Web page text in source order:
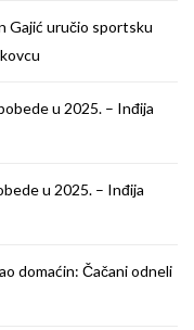
Gajić uručio sportsku
u 2025. – Inđija
u 2025. – Inđija
domaćin: Čačani odneli